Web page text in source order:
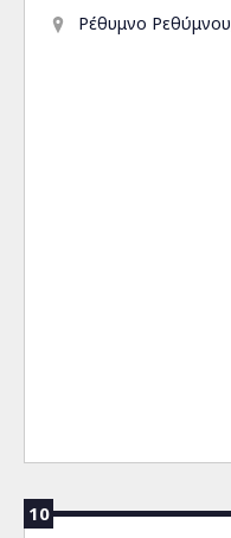
Ρέθυμνο Ρεθύμνου
10